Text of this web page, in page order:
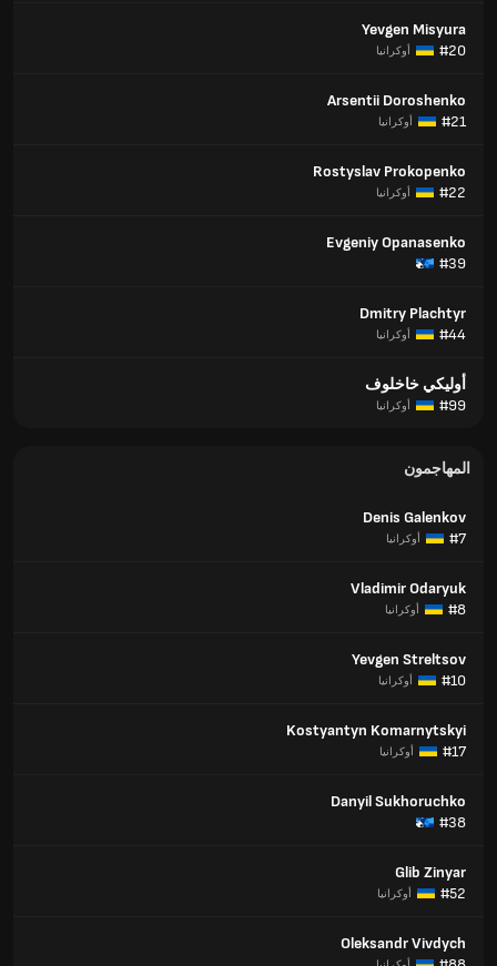
Yevgen Misyura
#20
أوكرانيا
Arsentii Doroshenko
#21
أوكرانيا
Rostyslav Prokopenko
#22
أوكرانيا
Evgeniy Opanasenko
#39
Dmitry Plachtyr
#44
أوكرانيا
أوليكي خاخلوف
#99
أوكرانيا
المهاجمون
Denis Galenkov
#7
أوكرانيا
Vladimir Odaryuk
#8
أوكرانيا
Yevgen Streltsov
#10
أوكرانيا
Kostyantyn Komarnytskyi
#17
أوكرانيا
Danyil Sukhoruchko
#38
Glib Zinyar
#52
أوكرانيا
Oleksandr Vivdych